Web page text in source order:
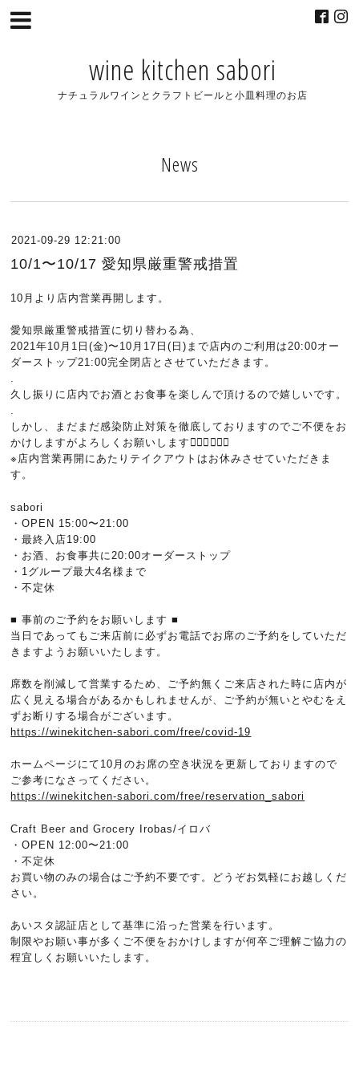
wine kitchen sabori
ナチュラルワインとクラフトビールと小皿料理のお店
News
2021-09-29 12:21:00
10/1〜10/17 愛知県厳重警戒措置
10 月より店内営業再開します。
愛知県厳重警戒措置に切り替わる為、
2021年10 月 1 日(金)〜 10 月 17 日( 日) まで店内のご利用は20:00オー
ダーストップ21:00完全閉店とさせていただきます。
.
久し振りに店内でお酒とお食事を楽しんで頂けるので嬉しいです。
.
しかし、まだまだ感染防止対策を徹底しておりますのでご不便をお
かけしますがよろしくお願いします 🙇🏻‍♂️🙇🏻‍♀️
※ 店内営業再開にあたりテイクアウトはお休みさせていただきま
す。
sabori
・OPEN 15:00〜 21:00
・最終入店19:00
・お酒、お食事共に 20:00オーダーストップ
・ 1 グループ最大4名様まで
・不定休
■事前のご予約をお願いします ■
当日であってもご来店前に必ずお電話でお席のご予約をしていただ
きますようお願いいたします。
席数を削減して営業するため、ご予約無くご来店された時に店内が
広く見える場合があるかもしれませんが、ご予約が無いとやむをえ
ずお断りする場合がございます。
https://winekitchen-sabori.com/free/covid-19
ホームページにて 10 月のお席の空き状況を更新しておりますので
ご参考になさってください。
https://winekitchen-sabori.com/free/reservation_sabori
Craft Beer and Grocery Irobas/イロバ
・OPEN 12:00〜 21:00
・不定休
お買い物のみの場合はご予約不要です。どうぞお気軽にお越しくだ
さい。
あいスタ認証店として基準に沿った営業を行います。
制限やお願い事が多くご不便をおかけしますが何卒ご理解ご協力の
程宜しくお願いいたします。